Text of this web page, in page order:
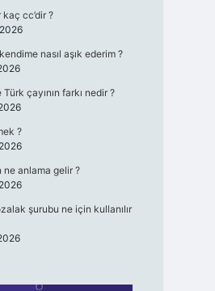
cc’dir ?
nasıl aşık ederim ?
çayının farkı nedir ?
?
anlama gelir ?
şurubu ne için kullanılır